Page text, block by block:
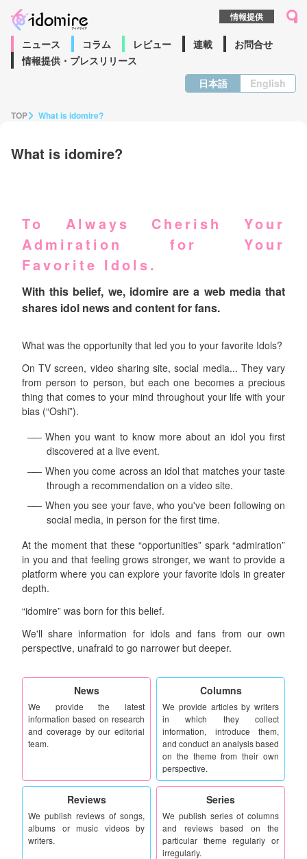
情報提供
ニュース コラム レビュー 連載
お問合せ
情報提供・プレスリリース
日本語
English
TOP What is idomire?
What is idomire?
To Always Cherish Your
Admiration for Your
Favorite Idols.
With this belief, we, idomire are a web media that
shares idol news and content for fans.
What was the opportunity that led you to your favorite Idols?
On TV screen, video sharing site, social media... They vary
from person to person, but each one becomes a precious
thing that comes to your mind throughout your life with your
bias (“Oshi”).
When you want to know more about an idol you first
discovered at a live event.
When you come across an idol that matches your taste
through a recommendation on a video site.
When you see your fave, who you've been following on
social media, in person for the first time.
At the moment that these “opportunities” spark “admiration”
in you and that feeling grows stronger, we want to provide a
platform where you can explore your favorite idols in greater
depth.
“idomire” was born for this belief.
We'll share information for idols and fans from our own
perspective, unafraid to go narrower but deeper.
News
We provide the latest
information based on research
and coverage by our editorial
team.
Columns
We provide articles by writers
in which they collect
information, introduce them,
and conduct an analysis based
on the theme from their own
perspective.
Reviews
We publish reviews of songs,
albums or music videos by
writers.
Series
We publish series of columns
and reviews based on the
particular theme regularly or
irregularly.